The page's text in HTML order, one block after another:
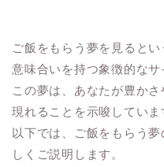
ご飯をもらう夢を見ると
意味合いを持つ象徴的なサ
この夢は、あなたが豊か
現れることを示唆していま
以下では、ご飯をもらう
しくご説明します。